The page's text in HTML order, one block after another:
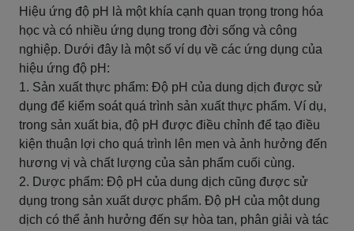
Hiệu ứng độ pH là một khía cạnh quan trọng trong hóa
học và có nhiều ứng dụng trong đời sống và công
nghiệp. Dưới đây là một số ví dụ về các ứng dụng của
hiệu ứng độ pH:
1. Sản xuất thực phẩm: Độ pH của dung dịch được sử
dụng để kiểm soát quá trình sản xuất thực phẩm. Ví dụ,
trong sản xuất bia, độ pH được điều chỉnh để tạo điều
kiện thuận lợi cho quá trình lên men và ảnh hưởng đến
hương vị và chất lượng của sản phẩm cuối cùng.
2. Dược phẩm: Độ pH của dung dịch cũng được sử
dụng trong sản xuất dược phẩm. Độ pH của một dung
dịch có thể ảnh hưởng đến sự hòa tan, phân giải và tác